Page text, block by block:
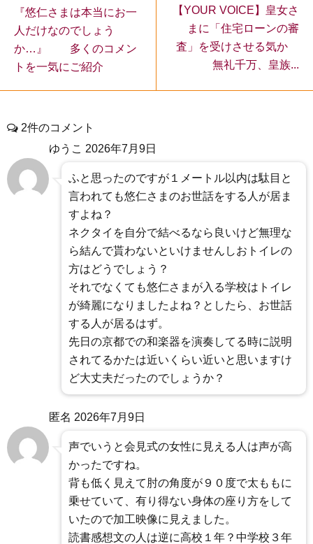
『悠仁さまは本当にお一
人だけなのでしょう
か…』 多くのコメン
トを一気にご紹介
【YOUR VOICE】皇女さ
まに「住宅ローンの審
査」を受けさせる気か
無礼千万、皇族...
2件のコメント
ゆうこ 2026年7月9日
ふと思ったのですが１メートル以内は駄目と
言われても悠仁さまのお世話をする人が居ま
すよね？
ネクタイを自分で結べるなら良いけど無理な
ら結んで貰わないといけませんしおトイレの
方はどうでしょう？
それでなくても悠仁さまが入る学校はトイレ
が綺麗になりましたよね？としたら、お世話
する人が居るはず。
先日の京都での和楽器を演奏してる時に説明
されてるかたは近いくらい近いと思いますけ
ど大丈夫だったのでしょうか？
匿名 2026年7月9日
声でいうと会見式の女性に見える人は声が高
かったですね。
背も低く見えて肘の角度が９０度で太ももに
乗せていて、有り得ない身体の座り方をして
いたので加工映像に見えました。
読書感想文の人は逆に高校１年？中学校３年